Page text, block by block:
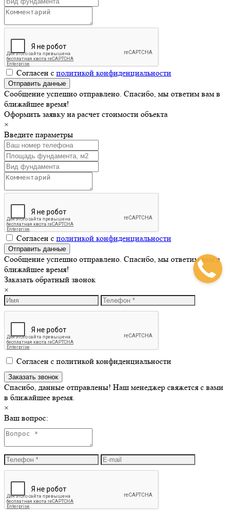
Согласен с политикой конфиденциальности
Сообщение успешно отправлено. Спасибо, мы ответим вам в
ближайшее время!
Оформить заявку на расчет стоимости объекта
×
Введите параметры
Согласен с политикой конфиденциальности
Сообщение успешно отправлено. Спасибо, мы ответим вам в
ближайшее время!
Заказать обратный звонок
×
Согласен с политикой конфиденциальности
Спасибо, данные отправлены! Наш менеджер свяжется с вами
в ближайшее время.
×
Ваш вопрос: